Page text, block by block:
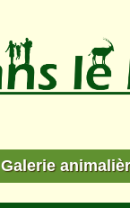
Galerie